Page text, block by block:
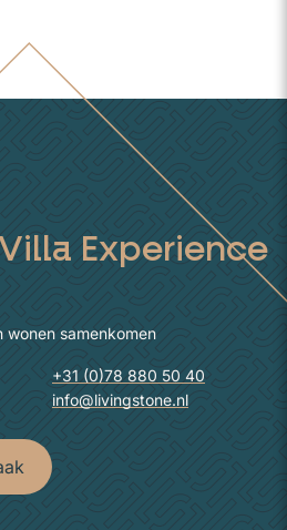
Experience
wonen samenkomen
+31 (0)78 880 50 40
info@livingstone.nl